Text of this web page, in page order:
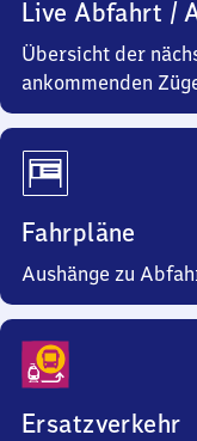
Live Abfahrt /
Übersicht der
ankommenden
Fahrpläne
Aushänge zu
Ersatzverkehr